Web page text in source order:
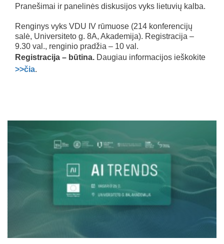
Pranešimai ir panelinės diskusijos vyks lietuvių kalba.
Renginys vyks VDU IV rūmuose (214 konferencijų
salė, Universiteto g. 8A, Akademija). Registracija –
9.30 val., renginio pradžia – 10 val.
Registracija – būtina. Daugiau informacijos ieškokite
>>čia.